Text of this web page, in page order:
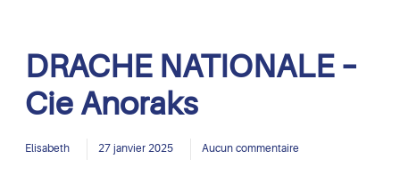
DRACHE NATIONALE –
Cie Anoraks
Elisabeth 27 janvier 2025 Aucun commentaire